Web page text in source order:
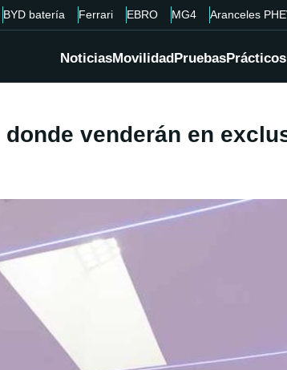
BYD batería Ferrari EBRO MG4 Aranceles
NoticiasMovilidadPruebasPrácticos
venderán en